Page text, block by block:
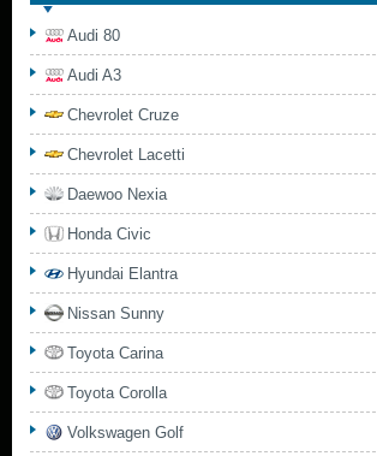
Audi 80
Audi A3
Chevrolet Cruze
Chevrolet Lacetti
Daewoo Nexia
Honda Civic
Hyundai Elantra
Nissan Sunny
Toyota Carina
Toyota Corolla
Volkswagen Golf